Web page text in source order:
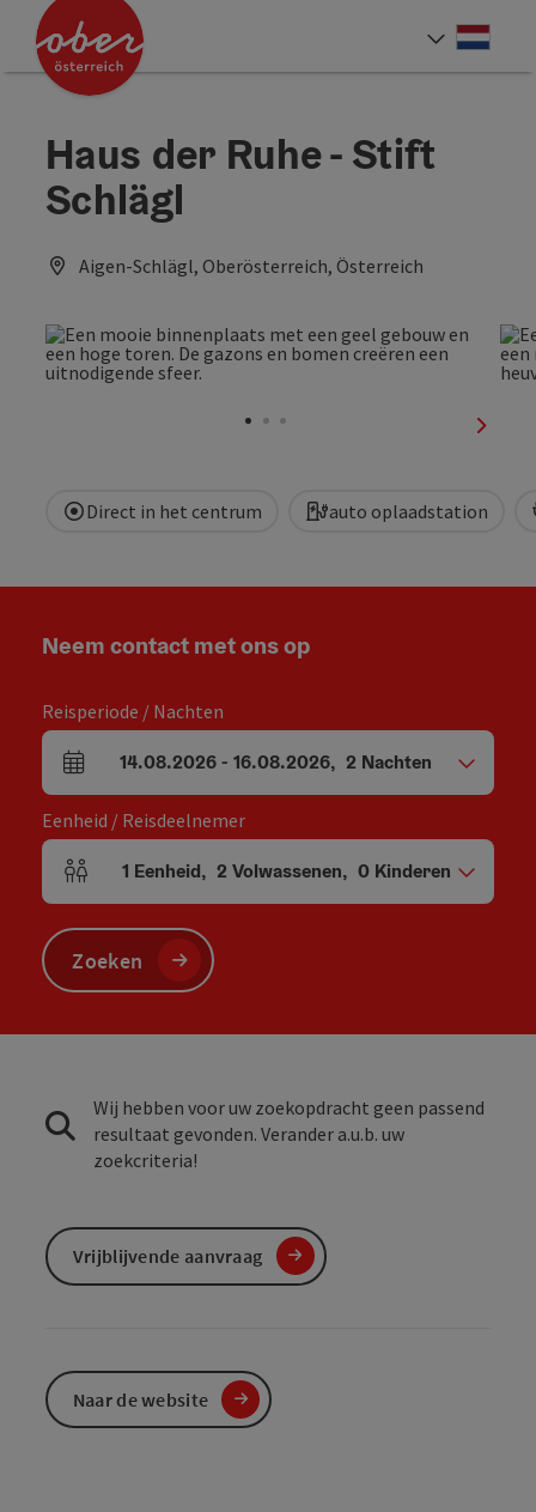
Inhoud Accesskey
[0]
Navigatie Accesskey
[1]
Paginabegin
Contact Accesskey
[3]
Zoek Accesskey
Impressum
Hoe deze website te gebruiken?
Startpagina
Haus der Ruhe - Stift
Schlägl
Aigen-Schlägl, Oberösterreich, Österreich
Direct in het centrum auto oplaadstation
Neem contact met ons op
Reisperiode / Nachten
Velden voor aankomst en vertrek
14.08.2026- 16.08.2026, 2 Nachten
Eenheid / Reisdeelnemer
Aantal eenheden en persoonsvelden
1 Eenheid, 2 Volwassenen, 0 Kinderen
Zoeken
Wij hebben voor uw zoekopdracht geen passend
resultaat gevonden. Verander a.u.b. uw
zoekcriteria!
Vrijblijvende aanvraag
Naar de website